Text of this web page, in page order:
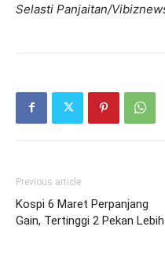
Selasti Panjaitan/
Previous article
Kospi 6 Maret Perpanjang
Gain, Tertinggi 2 Pekan Lebih